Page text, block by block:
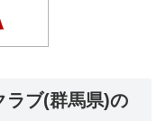
ラブ(群馬県)の